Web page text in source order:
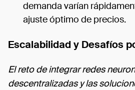
demanda varían
ajuste óptimo de precios.
Escalabilidad y Desafíos
El reto de integrar redes
descentralizadas y las